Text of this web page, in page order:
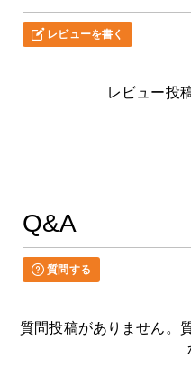
レビューを書く
レビュー投
Q&A
質問する
質問投稿がありません。